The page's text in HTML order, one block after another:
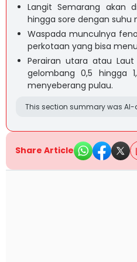
Langit Semarang akan
hingga sore dengan suhu
Waspada munculnya
perkotaan yang bisa
Perairan utara atau
gelombang 0,5 hingga
menyeberang pulau.
This section summary was
Share Article